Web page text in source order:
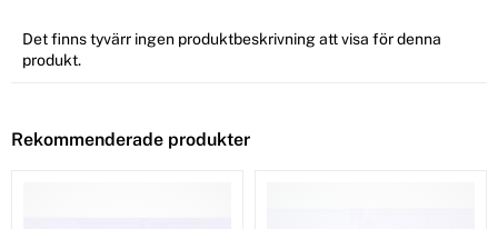
Det finns tyvärr ingen produktbeskrivning att visa för denna
produkt.
Rekommenderade produkter